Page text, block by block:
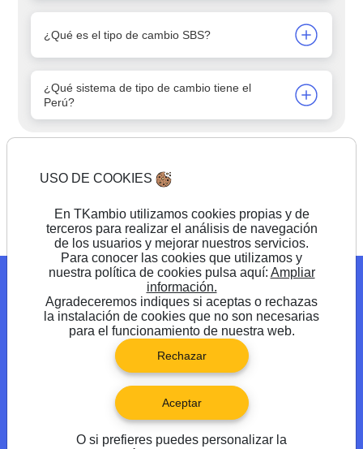
¿Qué es el tipo de cambio SBS?
¿Qué sistema de tipo de cambio tiene el
Perú?
Comienza a cambiar
USO DE COOKIES
En TKambio utilizamos cookies propias y de
terceros para realizar el análisis de navegación
de los usuarios y mejorar nuestros servicios.
Para conocer las cookies que utilizamos y
nuestra política de cookies pulsa aquí: Ampliar
información.
Agradeceremos indiques si aceptas o rechazas
la instalación de cookies que no son necesarias
para el funcionamiento de nuestra web.
Rechazar
Aceptar
O si prefieres puedes personalizar la
Blog Promociones Preguntas frecuentes
Síguenos en
®TKambio